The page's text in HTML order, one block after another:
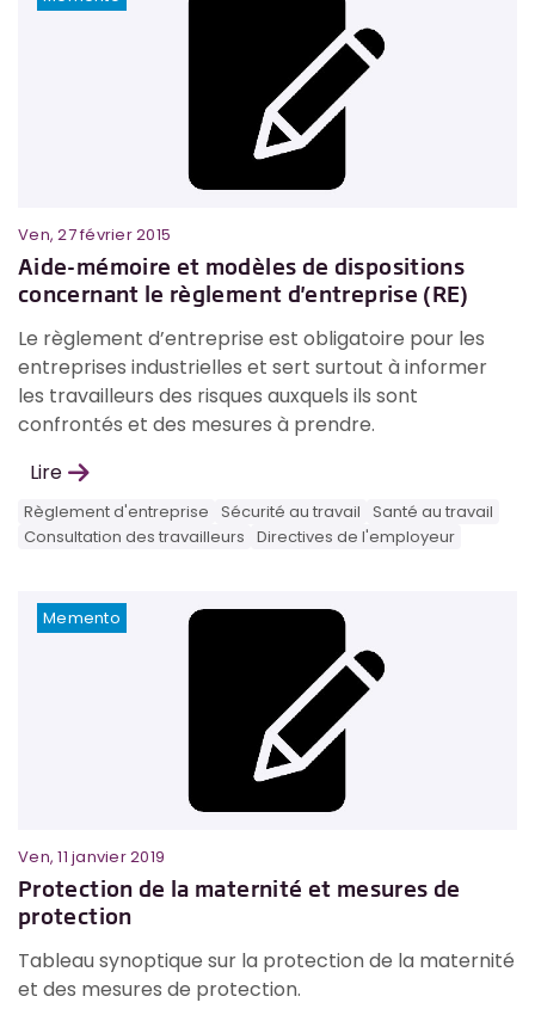
Ven, 27 février 2015
Aide-mémoire et modèles de dispositions
concernant le règlement d'entreprise (RE)
Le règlement d’entreprise est obligatoire pour les
entreprises industrielles et sert surtout à informer
les travailleurs des risques auxquels ils sont
confrontés et des mesures à prendre.
Lire
Règlement d'entreprise Sécurité au travail Santé au travail
Consultation des travailleurs Directives de l'employeur
Memento
Ven, 11 janvier 2019
Protection de la maternité et mesures de
protection
Tableau synoptique sur la protection de la maternité
et des mesures de protection.